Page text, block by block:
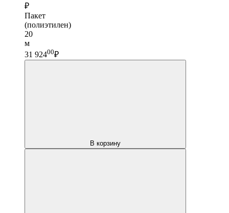
₽
Пакет
(полиэтилен)
20
м
31 92400₽
В корзину